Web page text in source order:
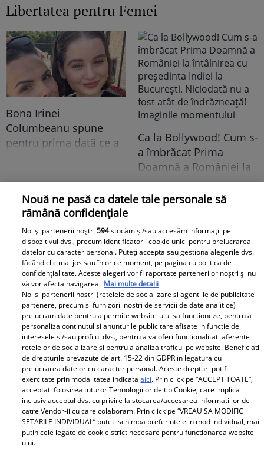
Libertatea pentru Femei
Bona Irinei
Columbeanu spune
pentru prima dată ce a
niciodată la TV: ”Eu am
cunoscut o altă latură a
relației lor. În casă era o
atmosferă..."
Ca la Bollywood! Cum s-
a îmbrăcat Prima
Doamnă a României la
întâlnirea cu președinta
Indiei la București.
de îndrăzneață!
Imaginile momentului
Adrian Rus „Sinner” a
murit. Ultimul mesaj al
fostei iubite după
tragedia de la Brno
frânge inimi
Cine este eroul Mihail
Soare, salvatorul lui
Alexandru, micuțul de 5
ani dispărut 3 zile în
pădure. Ce spune
despre copiii lui
Viva.ro
Nouă ne pasă ca datele tale personale să
rămână confidențiale
Noi și partenerii noștri594stocăm și/sau accesăm informații pe
dispozitivul dvs., precum identificatorii cookie unici pentru prelucrarea
datelor cu caracter personal. Puteți accepta sau gestiona alegerile dvs.
făcând clic mai jos sau în orice moment, pe pagina cu politica de
confidențialitate. Aceste alegeri vor fi raportate partenerilor noștri și nu
vă vor afecta navigarea. Mai multe detalii
Noi si partenerii nostri (retelele de socializare si agentiile de publicitate
partenere, precum si furnizorii nostri de servicii de date analitice)
prelucram date pentru a permite website-ului sa functioneze, pentru a
personaliza continutul si anunturile publicitare afisate in functie de
interesele si/sau profilul dvs., pentru a va oferi functionalitati aferente
retelelor de socializare si pentru a analiza traficul pe website. Beneficiati
de drepturile prevazute de art. 15-22 din GDPR in legatura cu
prelucrarea datelor cu caracter personal. Aceste drepturi pot fi
exercitate prin modalitatea indicataaici. Prin click pe “ACCEPT TOATE”,
acceptati folosirea tuturor Tehnologiilor de tip Cookie, care implica
inclusiv acceptul dvs. cu privire la stocarea/accesarea informatiilor de
catre Vendor-ii cu care colaboram. Prin click pe “VREAU SA MODIFIC
SETARILE INDIVIDUAL” puteti schimba preferintele in mod individual, mai
putin cele legate de cookie strict necesare pentru functionarea website-
ului.